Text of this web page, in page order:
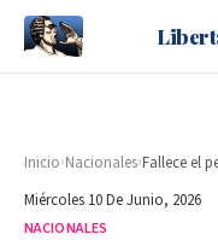
Inicio›Nacionales›Fallece el
Miércoles 10 De Junio, 2026
NACIONALES